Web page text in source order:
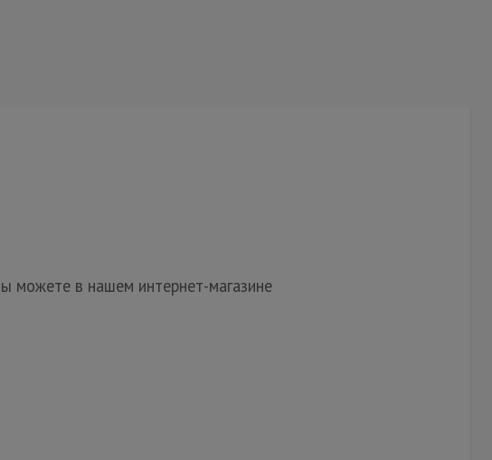
можете в нашем интернет-магазине